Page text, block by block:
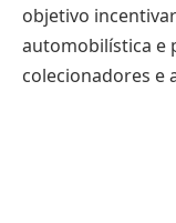
objetivo
automobilística e
colecionadores e